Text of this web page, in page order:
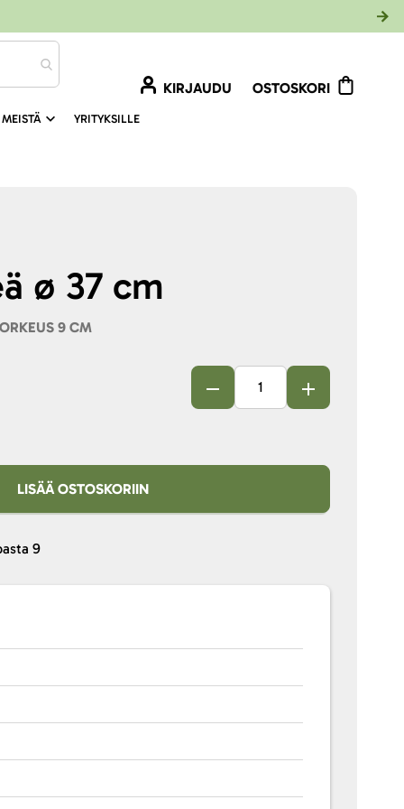
KIRJAUDU OSTOSKORI
YRITYKSILLE
ø 37 cm
9 CM
LISÄÄ OSTOSKORIIN
9